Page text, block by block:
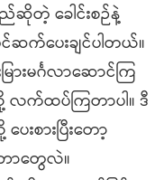
ဆိုတဲ့ ခေါင်းစဉ်နဲ့
က်ပေးချင်ပါတယ်။
ားမင်္ဂလာဆောင်ကြ
လက်ထပ်ကြတာပါ။ ဒီ
စားပြီးတော့
ာတွေလဲ။